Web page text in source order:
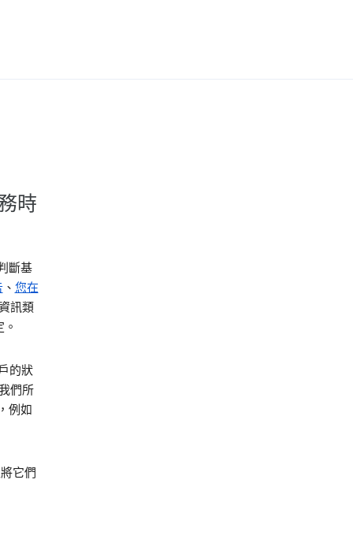
時
斷基
、 您在
訊類
的狀
們所
例如
它們